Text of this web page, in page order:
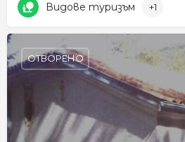
Видове туризъм +1
ОТВОРЕНО